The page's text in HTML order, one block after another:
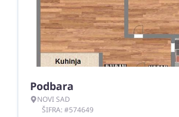
Podbara
NOVI SAD
ŠIFRA: #574649